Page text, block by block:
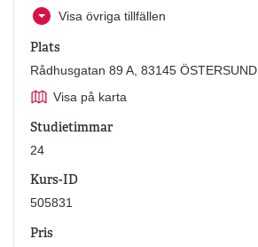
Visa övriga tillfällen
Plats
Rådhusgatan 89 A, 83145 ÖSTERSUND
Visa på karta
Studietimmar
24
Kurs-ID
505831
Pris